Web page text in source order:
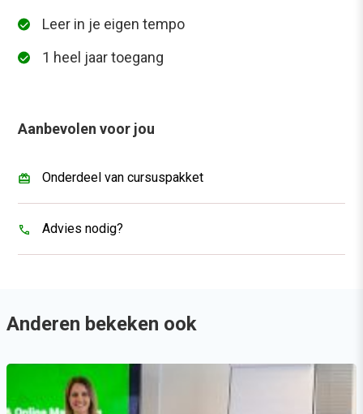
Leer in je eigen tempo
1 heel jaar toegang
Aanbevolen voor jou
Onderdeel van cursuspakket
Advies nodig?
Anderen bekeken ook